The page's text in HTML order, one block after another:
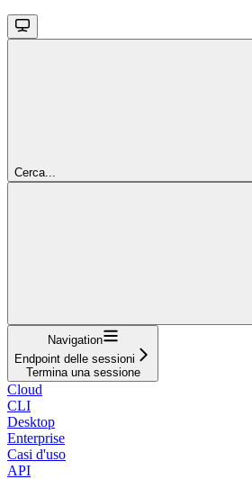
Cerca...
Navigation
Endpoint delle sessioni
Termina una sessione
Cloud
CLI
Desktop
Enterprise
Casi d'uso
API